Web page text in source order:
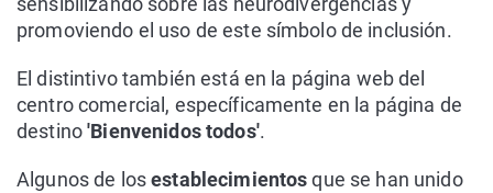
promoviendo el uso de este símbolo de inclusión.
El distintivo también está en la página web del
centro comercial, específicamente en la página de
destino'Bienvenidos todos'.
Algunos de losestablecimientosque se han unido